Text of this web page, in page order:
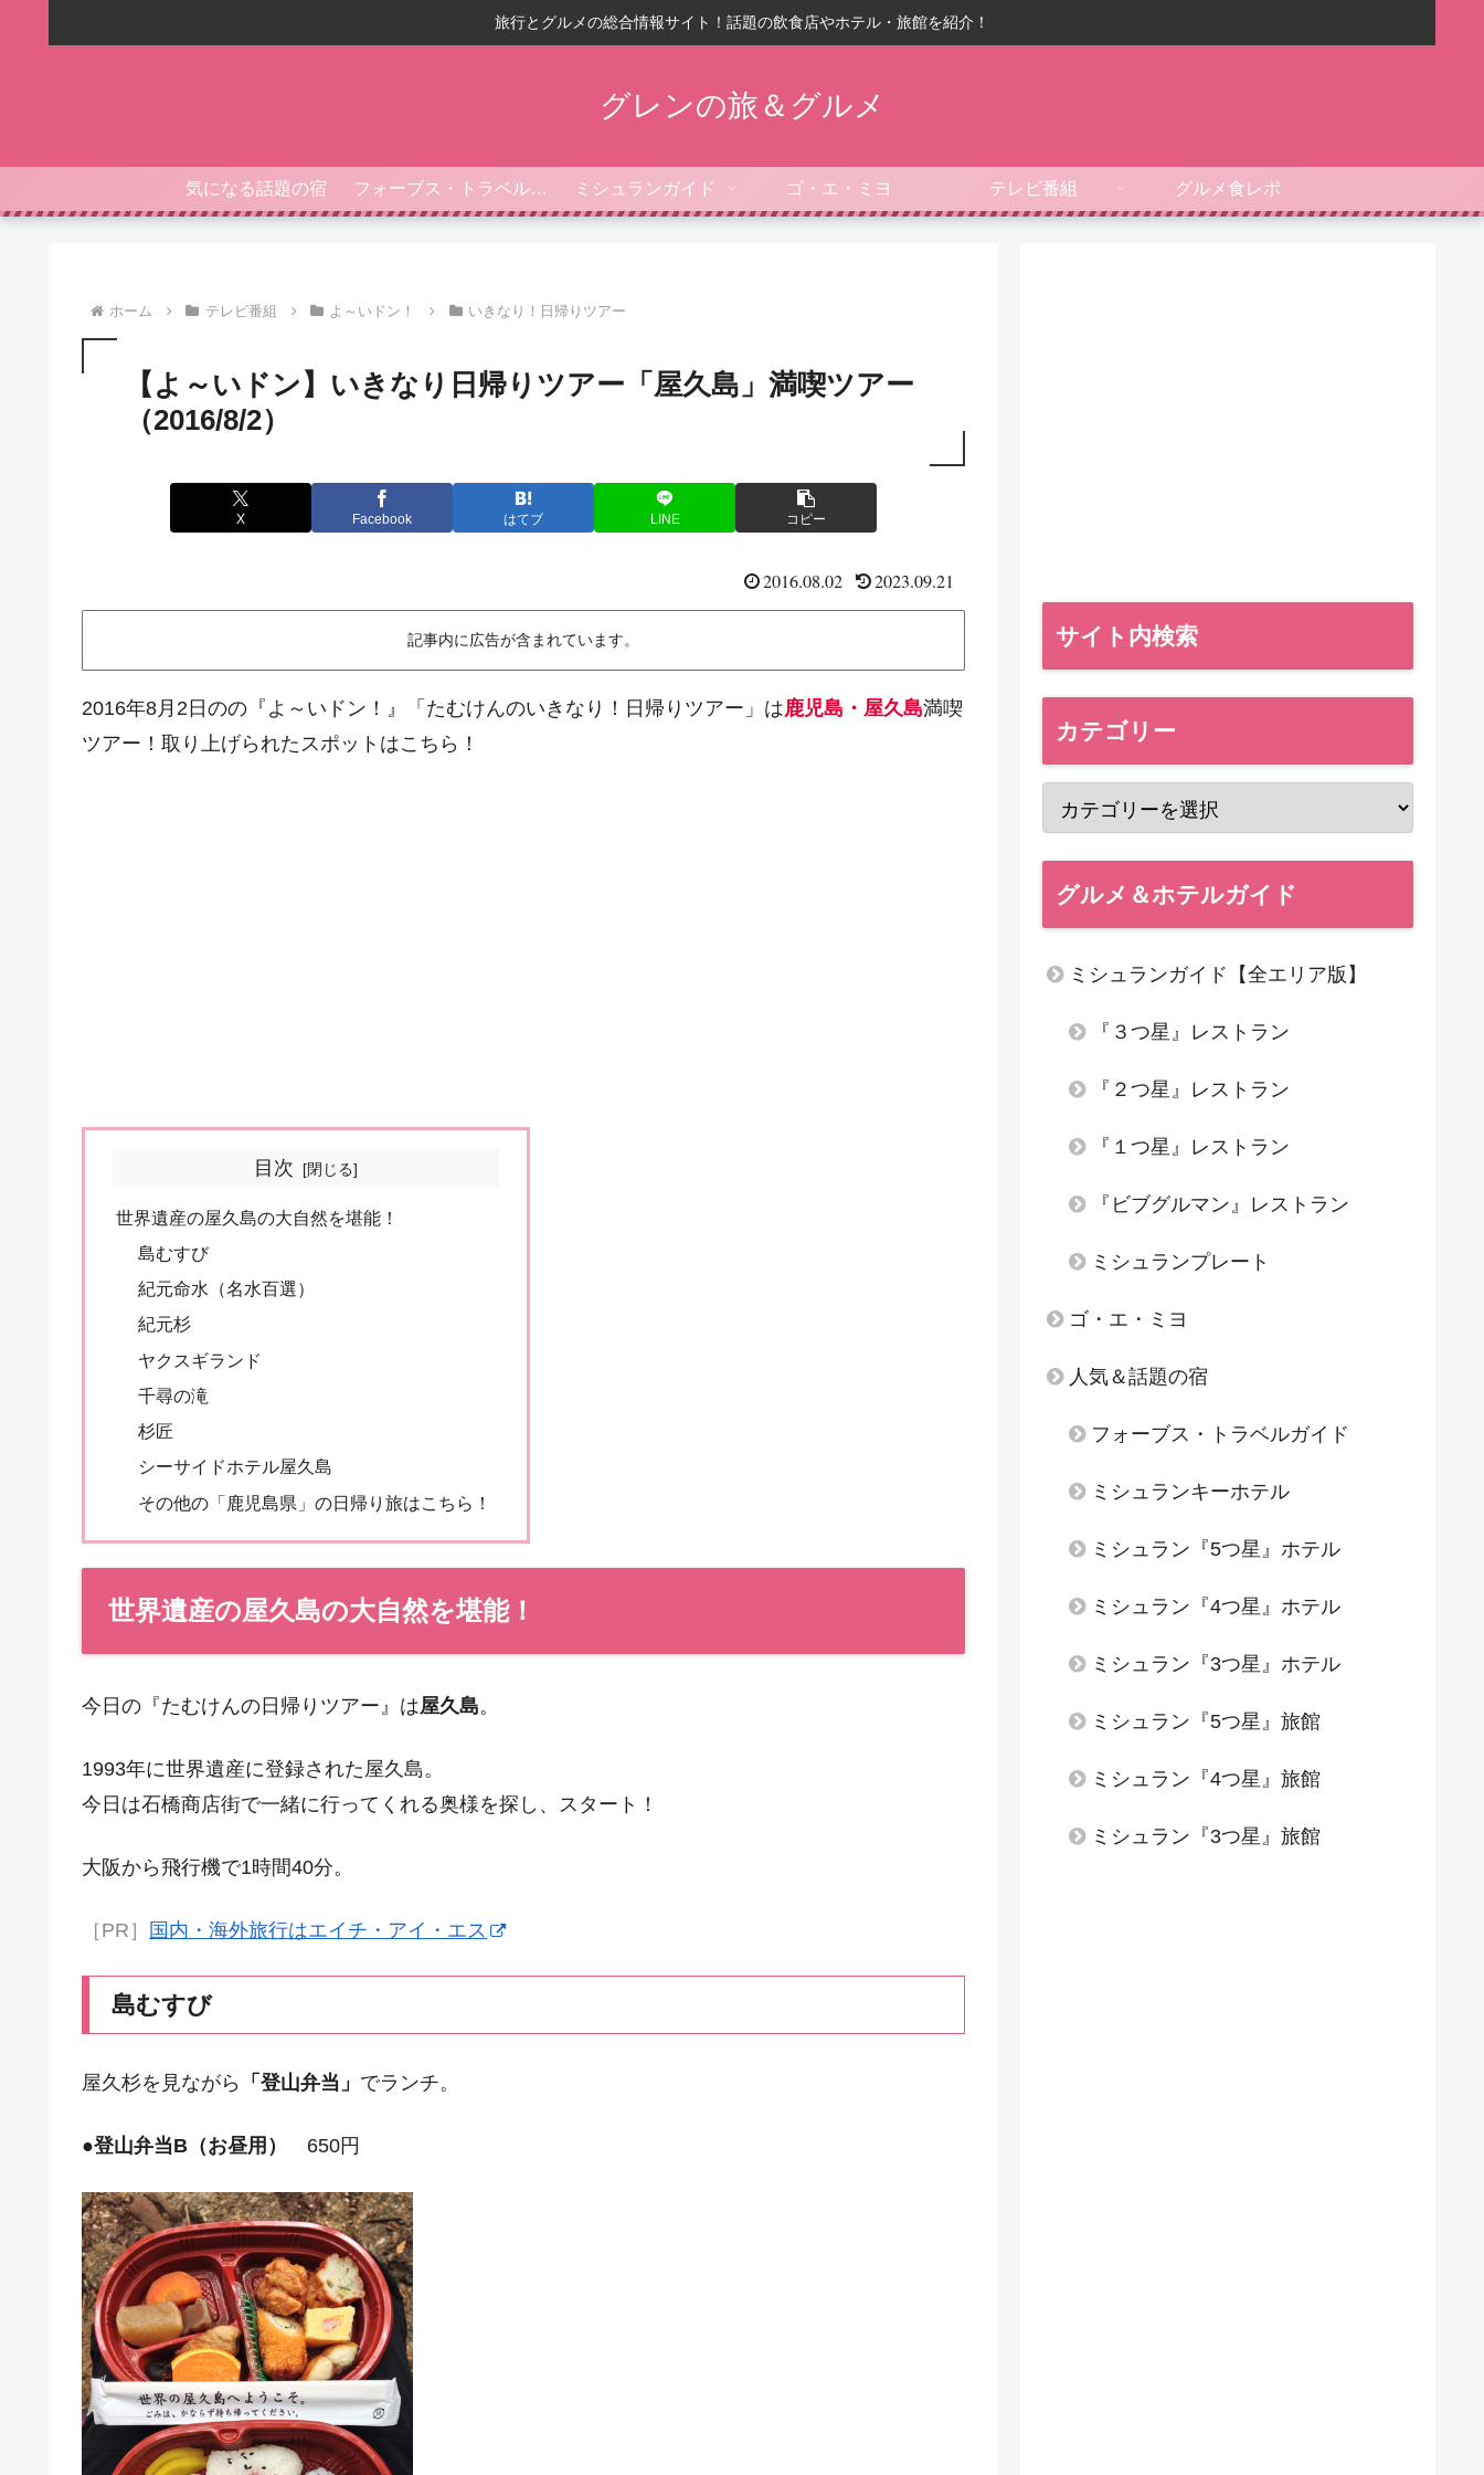
旅行とグルメの総合情報サイト！話題の飲食店やホテル・旅館を紹介！
グレンの旅＆グルメ
気になる話題の宿 フォーブス・トラベルガイド ミシュランガイド ゴ・エ・ミヨ テレビ番組 グルメ食レポ
ホーム テレビ番組 よ～いドン！ いきなり！日帰りツアー
【よ～いドン】いきなり日帰りツアー「屋久島」満喫ツアー
（2016/8/2）
X Facebook はてブ LINE コピー
2016.08.02 2023.09.21
記事内に広告が含まれています。
2016年8月2日のの『よ～いドン！』「たむけんのいきなり！日帰りツアー」は鹿児島・屋久島満喫
ツアー！取り上げられたスポットはこちら！
目次
世界遺産の屋久島の大自然を堪能！
島むすび
紀元命水（名水百選）
紀元杉
ヤクスギランド
千尋の滝
杉匠
シーサイドホテル屋久島
その他の「鹿児島県」の日帰り旅はこちら！
世界遺産の屋久島の大自然を堪能！
今日の『たむけんの日帰りツアー』は屋久島。
1993年に世界遺産に登録された屋久島。
今日は石橋商店街で一緒に行ってくれる奥様を探し、スタート！
大阪から飛行機で1時間40分。
［PR］ 国内・海外旅行はエイチ・アイ・エス
島むすび
屋久杉を見ながら 「登山弁当」 でランチ。
●登山弁当B（お昼用） 650円
サイト内検索
カテゴリー
グルメ＆ホテルガイド
ミシュランガイド【全エリア版】
『３つ星』レストラン
『２つ星』レストラン
『１つ星』レストラン
『ビブグルマン』レストラン
ミシュランプレート
ゴ・エ・ミヨ
人気＆話題の宿
フォーブス・トラベルガイド
ミシュランキーホテル
ミシュラン『5つ星』ホテル
ミシュラン『4つ星』ホテル
ミシュラン『3つ星』ホテル
ミシュラン『5つ星』旅館
ミシュラン『4つ星』旅館
ミシュラン『3つ星』旅館